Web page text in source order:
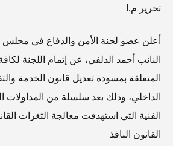
تحرير م.ا
أعلن عضو لجنة الأمن والدفاع في مجلس
النائب أحمد الدلفي، عن إتمام اللجنة
المتعلقة بمسودة تعديل قانون الخدمة
الداخلي، وذلك بعد سلسلة من المداولات
الفنية التي استهدفت معالجة الثغرات
القانون النافذ